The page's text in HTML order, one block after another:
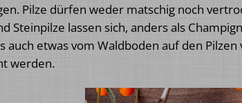
Pilze dürfen weder matschig noch
Steinpilze lassen sich, anders als
auch etwas vom Waldboden auf den
werden.